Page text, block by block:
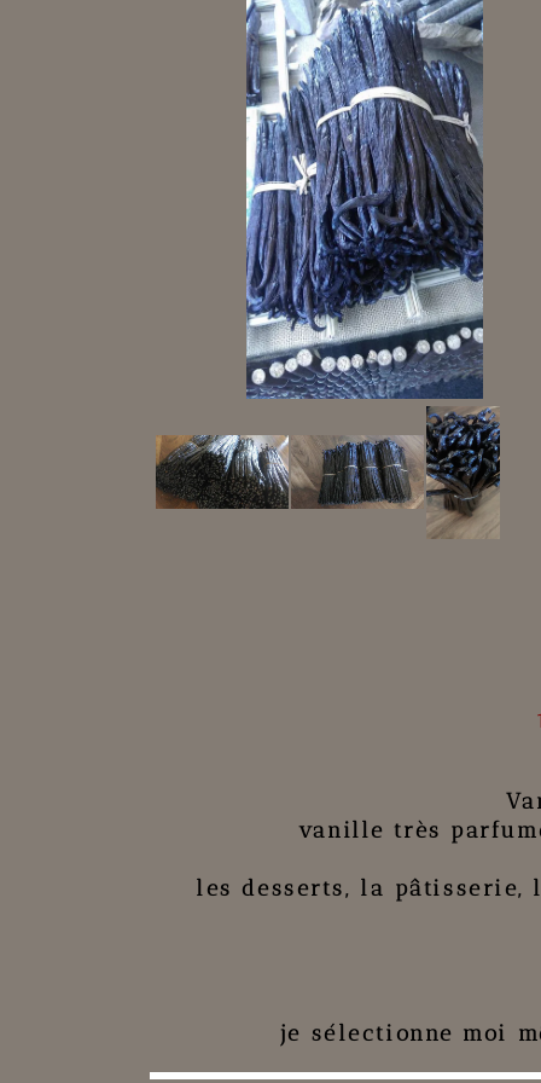
vanille très
les desserts, la pâtisserie,
je sélectionne moi